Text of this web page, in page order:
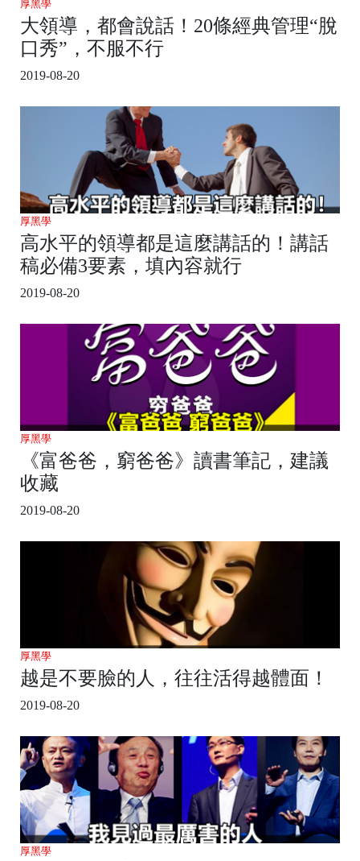
厚黑學
大領導，都會說話！20條經典管理“脫
口秀”，不服不行
2019-08-20
厚黑學
高水平的領導都是這麼講話的！講話
稿必備3要素，填內容就行
2019-08-20
厚黑學
《富爸爸，窮爸爸》讀書筆記，建議
收藏
2019-08-20
厚黑學
越是不要臉的人，往往活得越體面！
2019-08-20
厚黑學